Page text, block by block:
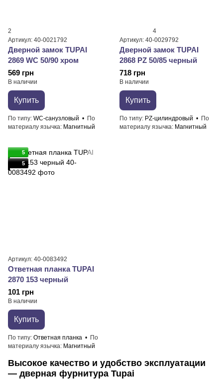
2
Артикул: 40-0021792
Дверной замок TUPAI
2869 WC 50/90 хром
569 грн
В наличии
Купить
По типу WC-санузловый
По
материалу язычка Магнитный
4
Артикул: 40-0029792
Дверной замок TUPAI
2868 PZ 50/85 черный
718 грн
В наличии
Купить
По типу PZ-цилиндровый
По
материалу язычка Магнитный
5
5
Артикул: 40-0083492
Ответная планка TUPAI
2870 153 черный
101 грн
В наличии
Купить
По типу Ответная планка
По
материалу язычка Магнитный
Высокое качество и удобство эксплуатации
— дверная фурнитура Tupai